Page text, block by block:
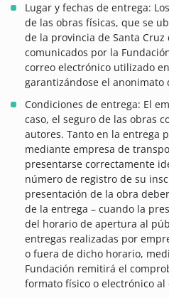
Lugar y fechas de entrega:
de las obras físicas, que se
de la provincia de Santa Cruz
comunicados por la
correo electrónico utilizado
garantizándose el
Condiciones de entrega: El
caso, el seguro de las obras
autores. Tanto en la entrega
mediante empresa de
presentarse correctamente
número de registro de su
presentación de la obra
de la entrega – cuando la
del horario de apertura al
entregas realizadas por
o fuera de dicho horario,
Fundación remitirá el
formato físico o electrónico